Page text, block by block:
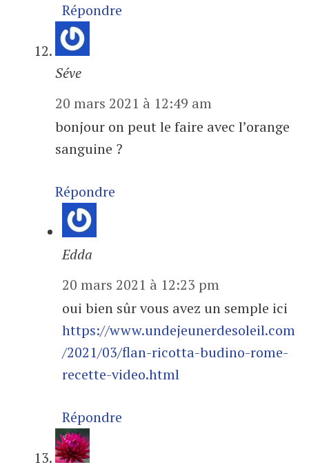
Répondre
Séve
20 mars 2021 à 12:49 am
bonjour on peut le faire avec l’orange
sanguine ?
Répondre
Edda
20 mars 2021 à 12:23 pm
oui bien sûr vous avez un semple ici
https://www.undejeunerdesoleil.com
/2021/03/flan-ricotta-budino-rome-
recette-video.html
Répondre